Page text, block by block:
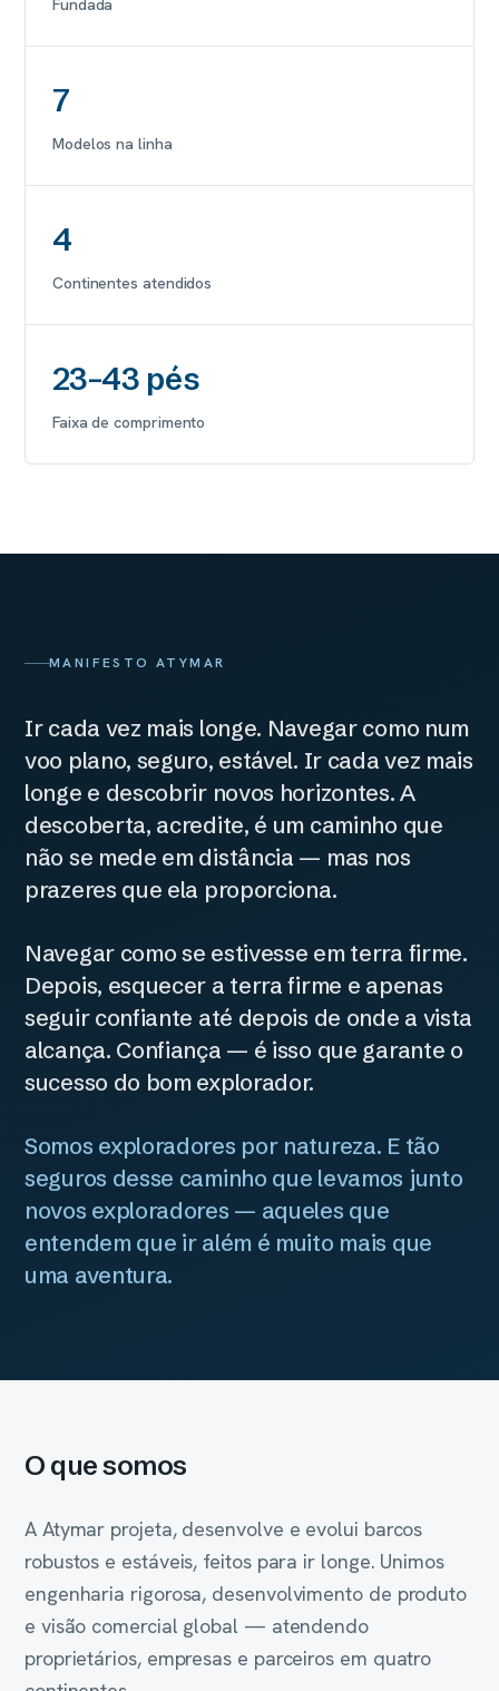
Fundada
7
Modelos na linha
4
Continentes atendidos
23–43 pés
Faixa de comprimento
MANIFESTO ATYMAR
Ir cada vez mais longe. Navegar como num
voo plano, seguro, estável. Ir cada vez mais
longe e descobrir novos horizontes. A
descoberta, acredite, é um caminho que
não se mede em distância — mas nos
prazeres que ela proporciona.
Navegar como se estivesse em terra firme.
Depois, esquecer a terra firme e apenas
seguir confiante até depois de onde a vista
alcança. Confiança — é isso que garante o
sucesso do bom explorador.
Somos exploradores por natureza. E tão
seguros desse caminho que levamos junto
novos exploradores — aqueles que
entendem que ir além é muito mais que
uma aventura.
O que somos
A Atymar projeta, desenvolve e evolui barcos
robustos e estáveis, feitos para ir longe. Unimos
engenharia rigorosa, desenvolvimento de produto
e visão comercial global — atendendo
proprietários, empresas e parceiros em quatro